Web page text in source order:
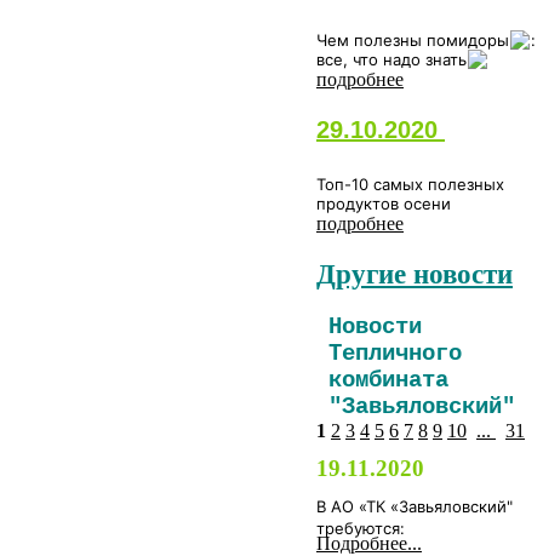
Чем полезны помидоры
:
все, что надо знать
подробнее
29.10.2020
Топ-10 самых полезных
продуктов осени
подробнее
Другие новости
Новости
Тепличного
комбината
"Завьяловский"
1 2 3 4 5 6 7 8 9 10 ... 31
19.11.2020
В АО «ТК «Завьяловский"
требуются:
Подробнее...